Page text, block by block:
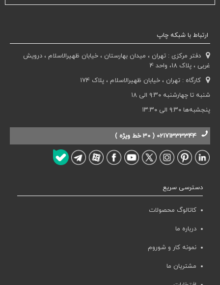
دفتر مرکزی : تهران ، میدان بهارستان ، خیابان ظهیرالاسلام ، درویش
غربی ، پلاک 18، واحد 4
کارگاه : تهران ، خیابان ظهیرالاسلام ، پلاک 174
شنبه تا چهارشنبه ۹:۳۰ الی ۱۸
پنجشبه‌ها ۹:۳۰ الی ۱۳:۳۰
02171333344 ( 30 خط ویژه )
دسترسی سریع
کاتالوگ محصولات
درباره ما
نمونه کار و شوروم
مشتریان ما